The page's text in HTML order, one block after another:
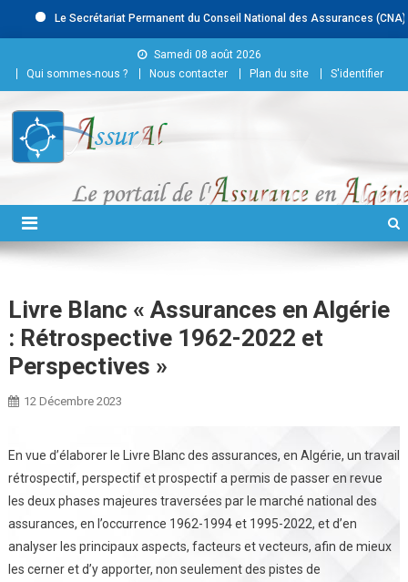
Le Secrétariat Permanent du Conseil National des Assurances (CNA)
Samedi 08 août 2026
Qui sommes-nous ?
Nous contacter Plan du site S'identifier
Conseil National des
Livre Blanc « Assurances en Algérie
: Rétrospective 1962-2022 et
Perspectives »
12 Décembre 2023
En vue d’élaborer le Livre Blanc des assurances, en Algérie, un travail
rétrospectif, perspectif et prospectif a permis de passer en revue
les deux phases majeures traversées par le marché national des
assurances, en l’occurrence 1962-1994 et 1995-2022, et d’en
analyser les principaux aspects, facteurs et vecteurs, afin de mieux
les cerner et d’y apporter, non seulement des pistes de